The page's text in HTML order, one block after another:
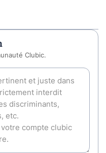
Clubic.